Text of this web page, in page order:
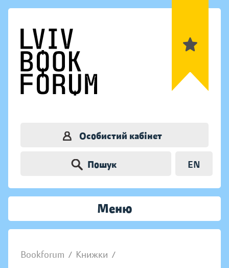
Особистий кабінет
Пошук EN
Меню
Bookforum / Книжки /